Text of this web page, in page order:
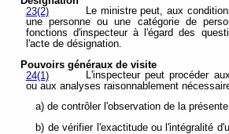
23(2)
Le ministre peut, aux
une personne ou une catégorie de
fonctions d'inspecteur à l'égard des
l'acte de désignation.
Pouvoirs généraux de visite
24(1)
L'inspecteur peut procéder
ou aux analyses raisonnablement
a) de contrôler l'observation de la
b) de vérifier l'exactitude ou l'intégralité